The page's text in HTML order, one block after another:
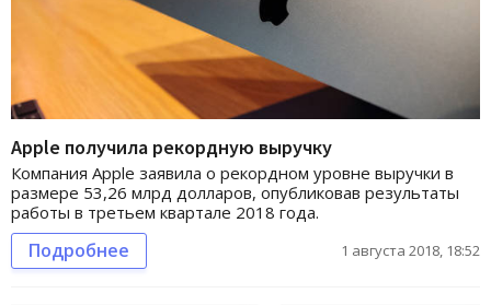
Apple получила рекордную выручку
Компания Apple заявила о рекордном уровне выручки в
размере 53,26 млрд долларов, опубликовав результаты
работы в третьем квартале 2018 года.
Подробнее 1 августа 2018, 18:52